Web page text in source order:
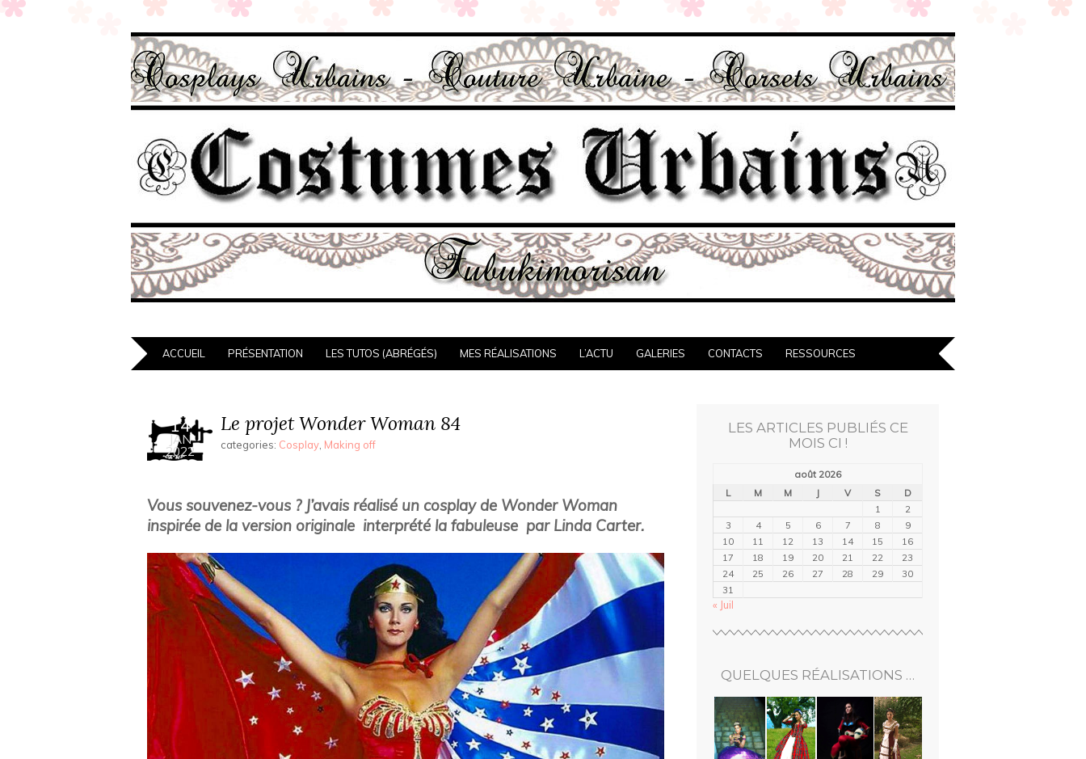
ACCUEIL PRÉSENTATION LES TUTOS (ABRÉGÉS) MES RÉALISATIONS L’ACTU GALERIES CONTACTS RESSOURCES
14
JAN
2022
Le projet Wonder Woman 84
categories: Cosplay Making off
Vous souvenez-vous ? J’avais réalisé un cosplay de Wonder Woman
inspirée de la version originale interprété la fabuleuse par Linda Carter.
LES ARTICLES PUBLIÉS CE
MOIS CI !
août 2026
L
M M J V S
D
1
2
3
4 5 6 7 8
9
10
11 12 13 14 15
16
17
18 19 20 21 22
23
24
25 26 27 28 29
30
31
« Juil
QUELQUES RÉALISATIONS …